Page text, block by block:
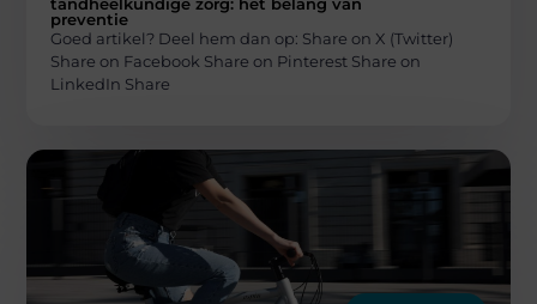
tandheelkundige zorg: het belang van
preventie
Goed artikel? Deel hem dan op: Share on X (Twitter)
Share on Facebook Share on Pinterest Share on
LinkedIn Share